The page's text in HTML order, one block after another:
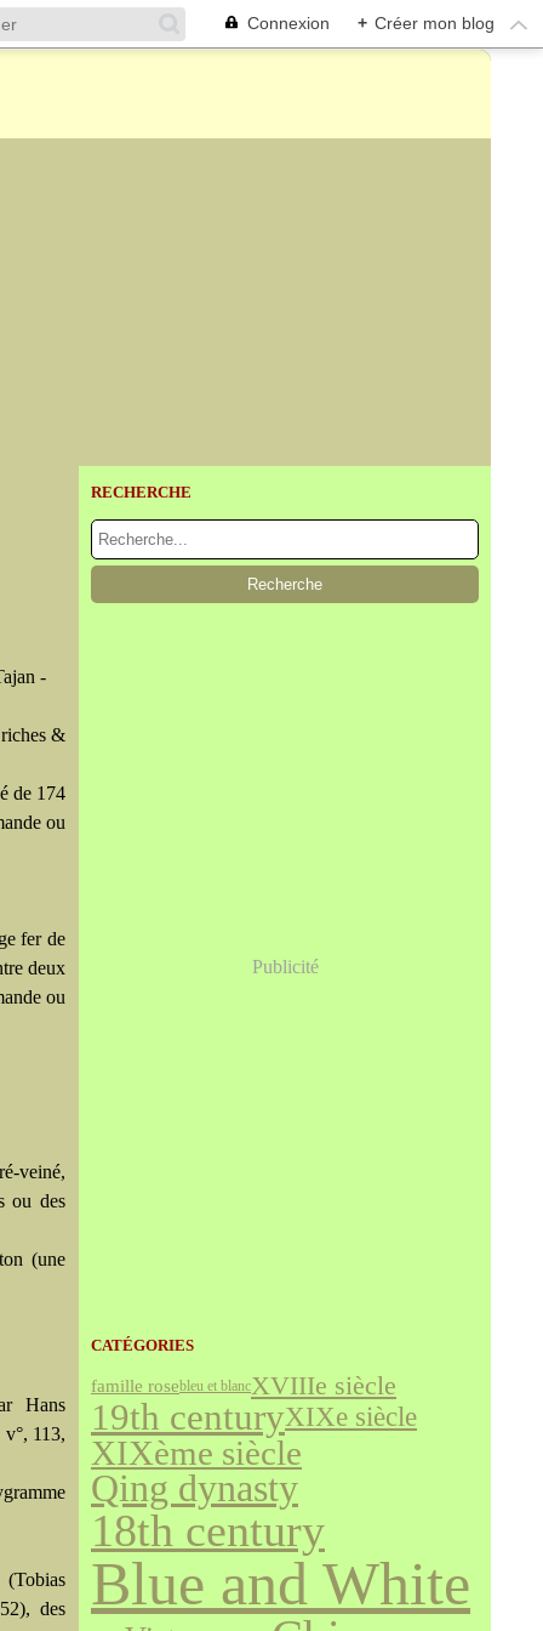
Connexion + Créer mon blog
-
&
de 174
ou
fer de
deux
ou
veiné,
ou des
(une
Hans
113,
des
RECHERCHE
Publicité
CATÉGORIES
famille rosebleu et blancXVIIIe siècle
19th centuryXIXe siècle
XIXème siècle
Qing dynasty
18th century
Blue and White